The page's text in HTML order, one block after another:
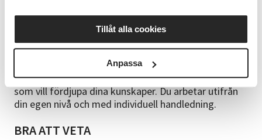
Tillåt alla cookies
Anpassa
gärna med en bild som inspiration, från internet eller
av något vackert föremål du har sett.
Kursen passar både nybörjare och dig med viss vana
som vill fördjupa dina kunskaper. Du arbetar utifrån
din egen nivå och med individuell handledning.
BRA ATT VETA